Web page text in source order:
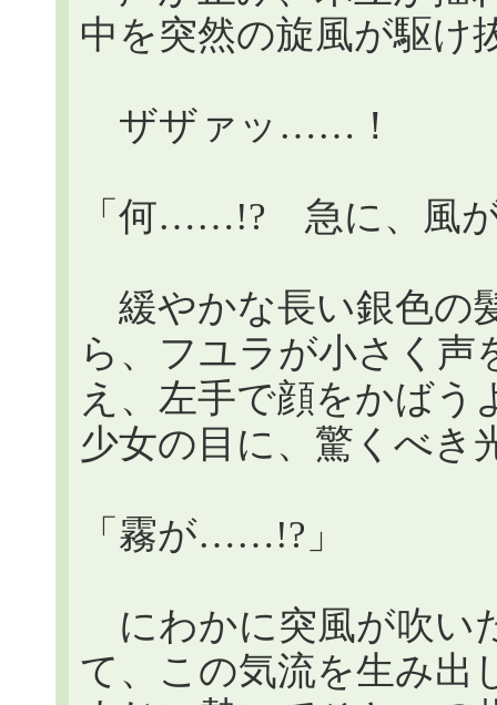
中を突然の旋風が駆け
ザザァッ……！
「何……!? 急に、風
緩やかな長い銀色の
ら、フユラが小さく声
え、左手で顔をかば
少女の目に、驚くべき
「霧が……!?」
にわかに突風が吹い
て、この気流を生み出